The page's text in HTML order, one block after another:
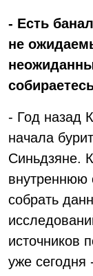
- Есть
не
- Год назад
начала
Синьдзяне.
внутреннюю
собрать
источников
уже